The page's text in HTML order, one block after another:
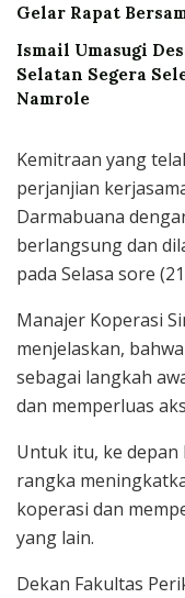
Gelar Rapat
Ismail Umasugi
Selatan Segera
Namrole
Kemitraan yang
perjanjian
Darmabuana
berlangsung dan
pada Selasa sore
Manajer Koperasi
menjelaskan,
sebagai langkah
dan memperluas
Untuk itu, ke
rangka
koperasi dan
yang lain.
Dekan Fakultas